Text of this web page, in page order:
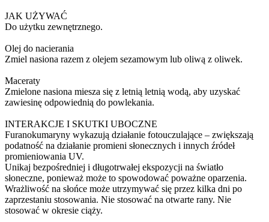
JAK UŻYWAĆ
Do użytku zewnętrznego.
Olej do nacierania
Zmiel nasiona razem z olejem sezamowym lub oliwą z oliwek.
Maceraty
Zmielone nasiona miesza się z letnią letnią wodą, aby uzyskać
zawiesinę odpowiednią do powlekania.
INTERAKCJE I SKUTKI UBOCZNE
Furanokumaryny wykazują działanie fotouczulające – zwiększają
podatność na działanie promieni słonecznych i innych źródeł
promieniowania UV.
Unikaj bezpośredniej i długotrwałej ekspozycji na światło
słoneczne, ponieważ może to spowodować poważne oparzenia.
Wrażliwość na słońce może utrzymywać się przez kilka dni po
zaprzestaniu stosowania. Nie stosować na otwarte rany. Nie
stosować w okresie ciąży.